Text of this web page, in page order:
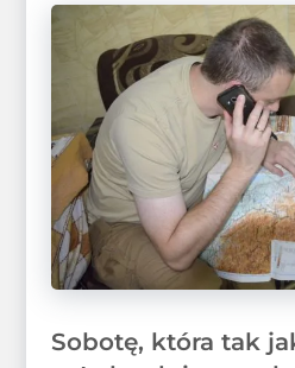
Sobotę, która tak